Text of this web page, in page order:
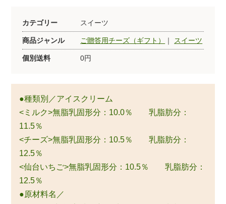
カテゴリー スイーツ
商品ジャンル ご贈答用チーズ（ギフト） ｜ スイーツ
個別送料 0円
●種類別／アイスクリーム
<ミルク>無脂乳固形分：10.0％ 乳脂肪分：
11.5％
<チーズ>無脂乳固形分：10.5％ 乳脂肪分：
12.5％
<仙台いちご>無脂乳固形分：10.5％ 乳脂肪分：
12.5％
●原材料名／